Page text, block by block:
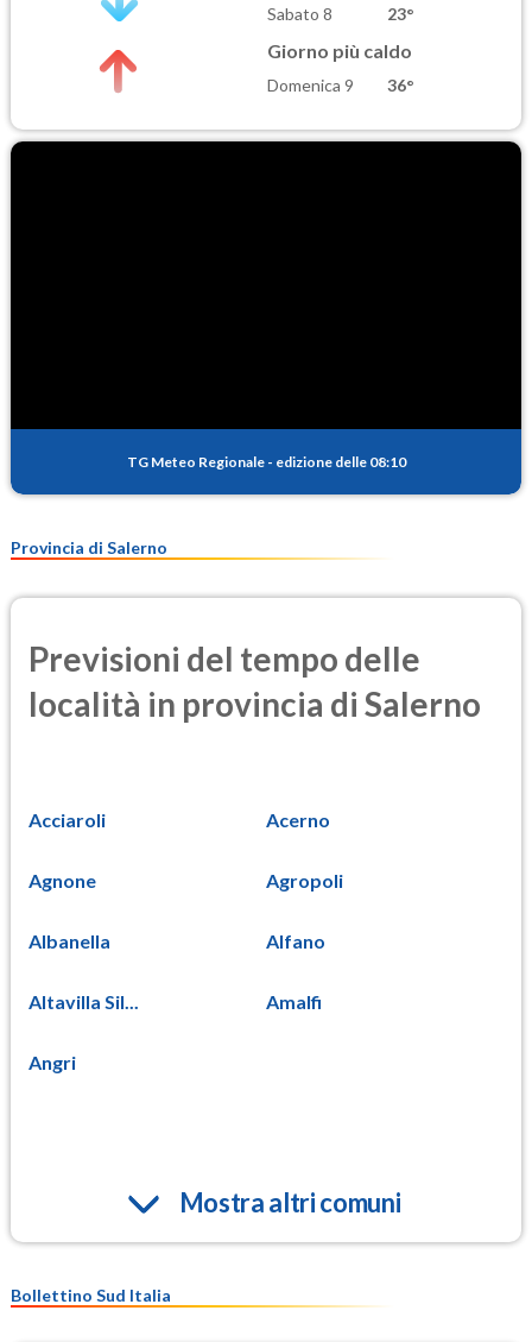
Sabato 8 23°
Giorno più caldo
Domenica 9 36°
TG Meteo Regionale - edizione delle 08:10
Provincia di Salerno
Previsioni del tempo delle
località in provincia di Salerno
Acciaroli Acerno
Agnone Agropoli
Albanella Alfano
Altavilla Sil... Amalfi
Angri
Mostra altri comuni
Bollettino Sud Italia